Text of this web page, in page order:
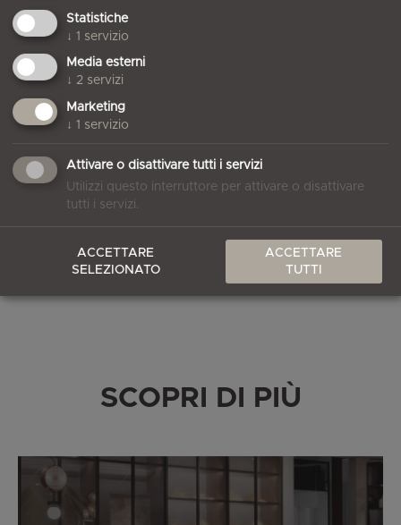
SCOPRI DI PIÙ
Statistiche
↓ 1 servizio
Media esterni
↓ 2 servizi
Marketing
↓ 1 servizio
Attivare o disattivare tutti i servizi
Utilizzi questo interruttore per attivare o disattivare
tutti i servizi.
ACCETTARE
SELEZIONATO
ACCETTARE
TUTTI